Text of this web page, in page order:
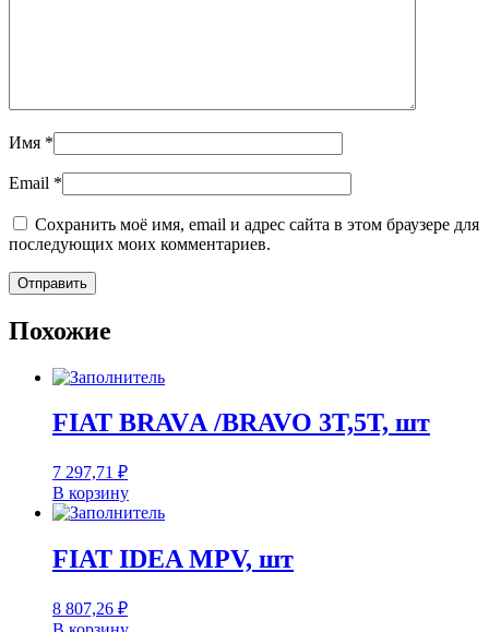
Имя *
Email *
Сохранить моё имя, email и адрес сайта в этом браузере для
последующих моих комментариев.
Похожие
FIAT BRAVА /BRAVO 3T,5T, шт
7 297,71 ₽
В корзину
FIAT IDEA MPV, шт
8 807,26 ₽